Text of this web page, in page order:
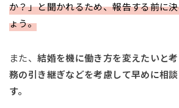
か？」と聞かれるため、報告する前に
ょう。
また、結婚を機に働き方を変えたいと
務の引き継ぎなどを考慮して早めに相
す。